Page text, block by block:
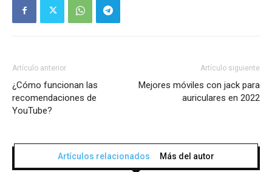
Artículo anterior
¿Cómo funcionan las
recomendaciones de
YouTube?
Artículo siguiente
Mejores móviles con jack para
auriculares en 2022
Artículos relacionados Más del autor